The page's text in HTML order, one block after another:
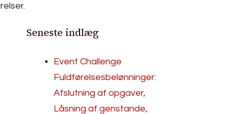
Seneste indlæg
Event Challenge
Fuldførelsesbelønninger:
Afslutning af opgaver,
Låsning af genstande,